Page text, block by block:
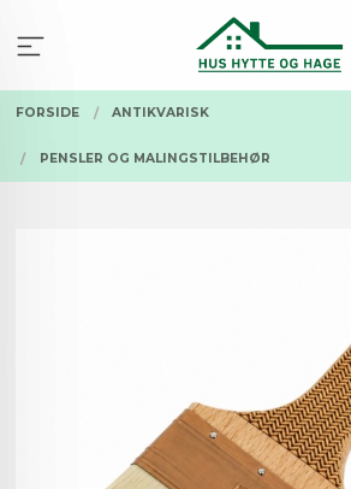
innholdet
FORSIDE ANTIKVARISK
PENSLER OG MALINGSTILBEHØR